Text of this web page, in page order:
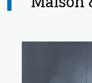
d’expert.